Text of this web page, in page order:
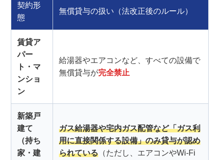
契約形
態
無償貸与の扱い（法改正後のルール）
賃貸ア
パー
ト・マ
ンショ
ン
給湯器やエアコンなど、すべての設備で
無償貸与が完全禁止
新築戸
建て
（持ち
家・建
ガス給湯器や宅内ガス配管など「ガス利
用に直接関係する設備」のみ貸与が認め
られている （ただし、エアコンやWi-Fi